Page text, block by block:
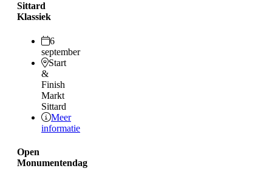
Sittard
Klassiek
6
september
Start
&
Finish
Markt
Sittard
Meer
informatie
Open
Monumentendag